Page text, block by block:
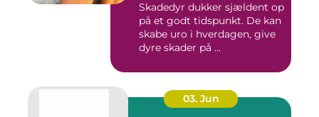
Skadedyr dukker sjældent op
på et godt tidspunkt. De kan
skabe uro i hverdagen, give
dyre skader på ...
03. Jun